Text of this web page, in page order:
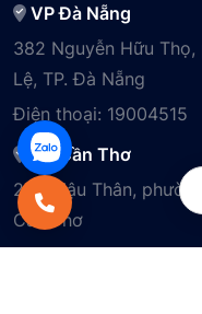
VP Đà Nẵng
382 Nguyễn Hữu Thọ,
Lệ, TP. Đà Nẵng
Điện thoại: 19004515
VP Cần Thơ
29B Mậu Thân,
Cần Thơ